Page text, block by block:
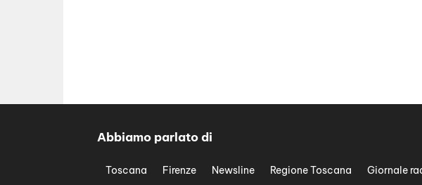
Abbiamo parlato di
Toscana Firenze Newsline Regione Toscana Giornale